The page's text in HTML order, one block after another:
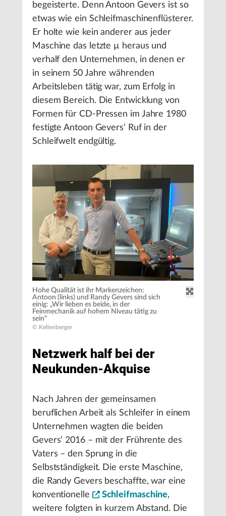
begeisterte. Denn Antoon Gevers ist so
etwas wie ein Schleifmaschinenflüsterer.
Er holte wie kein anderer aus jeder
Maschine das letzte µ heraus und
verhalf den Unternehmen, in denen er
in seinem 50 Jahre währenden
Arbeitsleben tätig war, zum Erfolg in
diesem Bereich. Die Entwicklung von
Formen für CD-Pressen im Jahre 1980
festigte Antoon Gevers‘ Ruf in der
Schleifwelt endgültig.
Hohe Qualität ist ihr Markenzeichen:
Antoon (links) und Randy Gevers sind sich
einig: „Wir lieben es beide, in der
Feinmechanik auf hohem Niveau tätig zu
sein“
© Kellenberger
Netzwerk half bei der
Neukunden-Akquise
Nach Jahren der gemeinsamen
beruflichen Arbeit als Schleifer in einem
Unternehmen wagten die beiden
Gevers‘ 2016 – mit der Frührente des
Vaters – den Sprung in die
Selbstständigkeit. Die erste Maschine,
die Randy Gevers beschaffte, war eine
konventionelle
Schleifmaschine,
weitere folgten in kurzem Abstand. Die